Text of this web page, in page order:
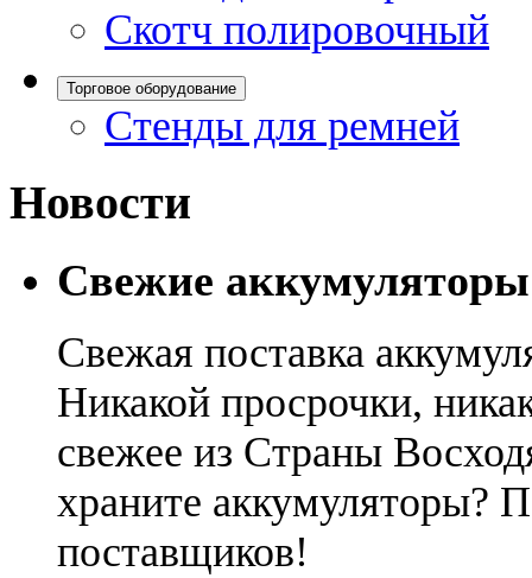
Скотч полировочный
Торговое оборудование
Стенды для ремней
Новости
Свежие
Свежая поставка
Никакой просрочки,
свежее из Страны
храните аккумуляторы?
поставщиков!